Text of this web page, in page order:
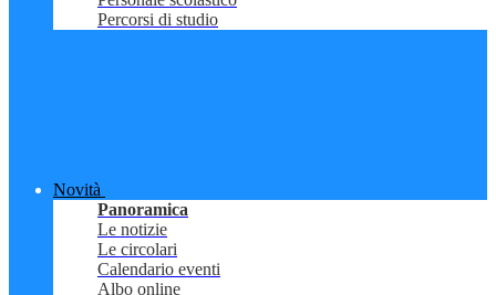
Percorsi di studio
Novità
Panoramica
Le notizie
Le circolari
Calendario eventi
Albo online